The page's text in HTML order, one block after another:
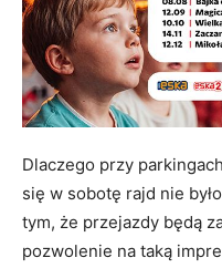
Dlaczego przy
się w sobotę rajd nie
tym, że przejazdy będą
pozwolenie na taką